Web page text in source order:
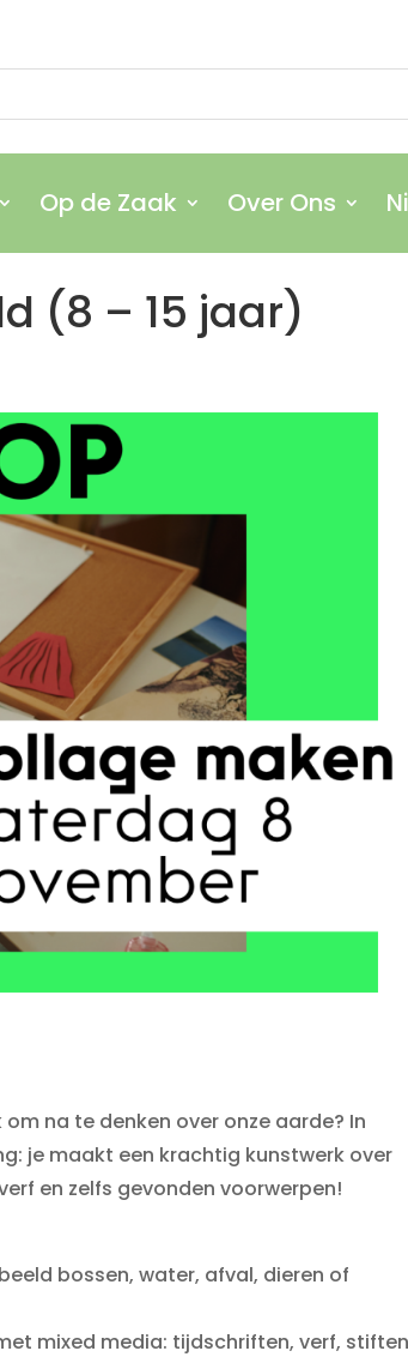
Op de Zaak Over Ons
(8 – 15 jaar)
na te denken over onze aarde? In
je maakt een krachtig kunstwerk over
en zelfs gevonden voorwerpen!
bossen, water, afval, dieren of
mixed media: tijdschriften, verf,